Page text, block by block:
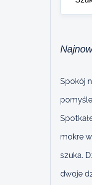
Spokój
mokre
szuka.
dwoje